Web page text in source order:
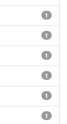
1
1
1
1
1
1